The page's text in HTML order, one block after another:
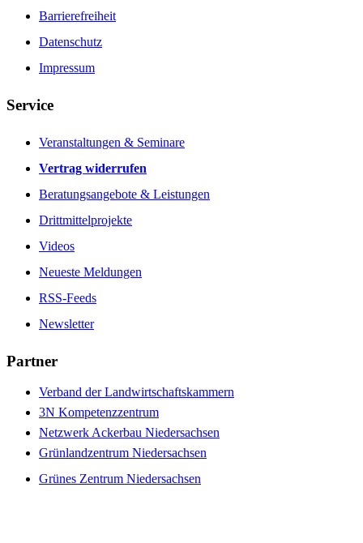
Barrierefreiheit
Datenschutz
Impressum
Service
Veranstaltungen & Seminare
Vertrag widerrufen
Beratungsangebote & Leistungen
Drittmittelprojekte
Videos
Neueste Meldungen
RSS-Feeds
Newsletter
Partner
Verband der Landwirtschaftskammern
3N Kompetenzzentrum
Netzwerk Ackerbau Niedersachsen
Grünlandzentrum Niedersachsen
Grünes Zentrum Niedersachsen